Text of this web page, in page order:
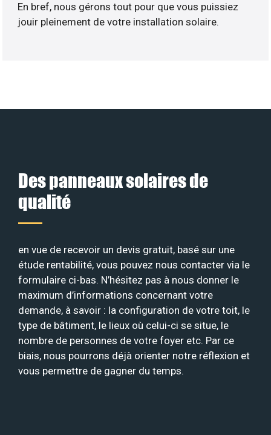
En bref, nous gérons tout pour que vous puissiez
jouir pleinement de votre installation solaire.
Des panneaux solaires de
qualité
en vue de recevoir un devis gratuit, basé sur une
étude rentabilité, vous pouvez nous contacter via le
formulaire ci-bas. N’hésitez pas à nous donner le
maximum d’informations concernant votre
demande, à savoir : la configuration de votre toit, le
type de bâtiment, le lieux où celui-ci se situe, le
nombre de personnes de votre foyer etc. Par ce
biais, nous pourrons déjà orienter notre réflexion et
vous permettre de gagner du temps.